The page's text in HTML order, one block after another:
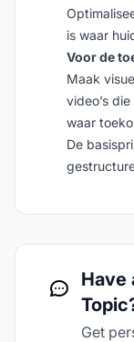
is waar
Voor de
Maak
video’s
waar
De
Have
Get